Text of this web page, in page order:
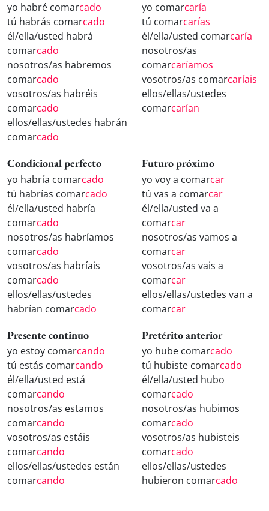
yo habré comarcado
tú habrás comarcado
él/ella/usted habrá
comarcado
nosotros/as habremos
comarcado
vosotros/as habréis
comarcado
ellos/ellas/ustedes habrán
comarcado
yo comarcaría
tú comarcarías
él/ella/usted comarcaría
nosotros/as
comarcaríamos
vosotros/as comarcaríais
ellos/ellas/ustedes
comarcarían
Condicional perfecto
yo habría comarcado
tú habrías comarcado
él/ella/usted habría
comarcado
nosotros/as habríamos
comarcado
vosotros/as habríais
comarcado
ellos/ellas/ustedes
habrían comarcado
Futuro próximo
yo voy a comarcar
tú vas a comarcar
él/ella/usted va a
comarcar
nosotros/as vamos a
comarcar
vosotros/as vais a
comarcar
ellos/ellas/ustedes van a
comarcar
Presente continuo
yo estoy comarcando
tú estás comarcando
él/ella/usted está
comarcando
nosotros/as estamos
comarcando
vosotros/as estáis
comarcando
ellos/ellas/ustedes están
comarcando
Pretérito anterior
yo hube comarcado
tú hubiste comarcado
él/ella/usted hubo
comarcado
nosotros/as hubimos
comarcado
vosotros/as hubisteis
comarcado
ellos/ellas/ustedes
hubieron comarcado